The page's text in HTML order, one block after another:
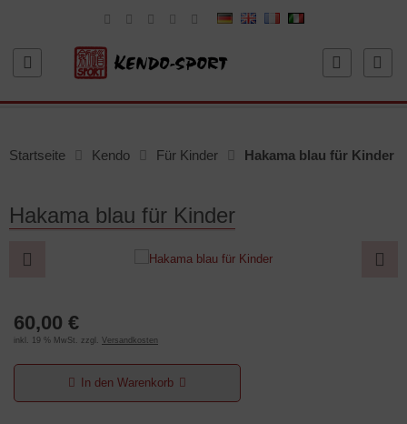
Startseite Kendo Für Kinder Hakama blau für Kinder
Hakama blau für Kinder
60,00 €
inkl. 19 % MwSt. zzgl. Versandkosten
In den Warenkorb